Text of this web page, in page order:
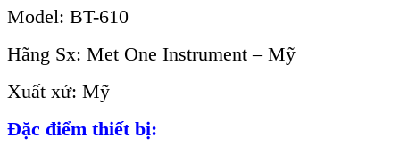
Model: BT-610
Hãng Sx: Met One Instrument – Mỹ
Xuất xứ: Mỹ
Đặc điểm thiết bị: